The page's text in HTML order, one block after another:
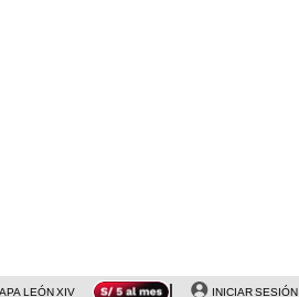
LEÓN XIV NALDY SALDAÑA LA BELLA LUZ
INICIAR SESIÓN